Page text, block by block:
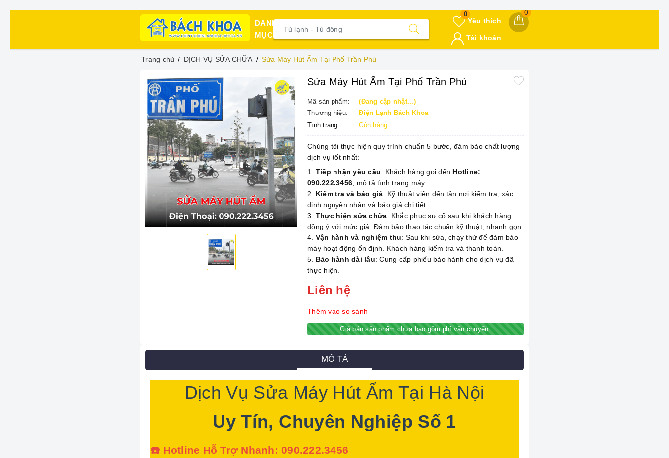
DANH
MỤC
0
Yêu thích
0
Tài khoản
Trang chủ DỊCH VỤ SỬA CHỮA Sửa Máy Hút Ẩm Tại Phố Trần Phú
Sửa Máy Hút Ẩm Tại Phố Trần Phú
Mã sản phẩm:
(Đang cập nhật...)
Thương hiệu:
Điện Lạnh Bách Khoa
Tình trạng:
Còn hàng
Chúng tôi thực hiện quy trình chuẩn 5 bước, đảm bảo chất lượng
dịch vụ tốt nhất:
Tiếp nhận yêu cầu: Khách hàng gọi đến Hotline:
090.222.3456 , mô tả tình trạng máy.
Kiểm tra và báo giá: Kỹ thuật viên đến tận nơi kiểm tra, xác
định nguyên nhân và báo giá chi tiết.
Thực hiện sửa chữa: Khắc phục sự cố sau khi khách hàng
đồng ý với mức giá. Đảm bảo thao tác chuẩn kỹ thuật, nhanh gọn.
Vận hành và nghiệm thu: Sau khi sửa, chạy thử để đảm bảo
máy hoạt động ổn định. Khách hàng kiểm tra và thanh toán.
Bảo hành dài lâu: Cung cấp phiếu bảo hành cho dịch vụ đã
thực hiện.
Liên hệ
Thêm vào so sánh
Giá bán sản phẩm chưa bao gồm phí vận chuyển.
MÔ TẢ
Dịch Vụ Sửa Máy Hút Ẩm Tại Hà Nội
Uy Tín, Chuyên Nghiệp Số 1
☎️ Hotline Hỗ Trợ Nhanh: 090.222.3456